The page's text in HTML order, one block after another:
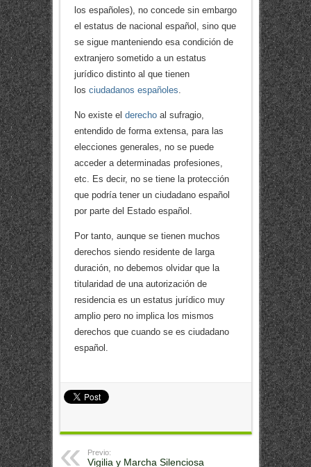
los españoles), no concede sin embargo
el estatus de nacional español, sino que
se sigue manteniendo esa condición de
extranjero sometido a un estatus
jurídico distinto al que tienen
los ciudadanos españoles.
No existe el derechoal sufragio,
entendido de forma extensa, para las
elecciones generales, no se puede
acceder a determinadas profesiones,
etc. Es decir, no se tiene la protección
que podría tener un ciudadano español
por parte del Estado español.
Por tanto, aunque se tienen muchos
derechos siendo residente de larga
duración, no debemos olvidar que la
titularidad de una autorización de
residencia es un estatus jurídico muy
amplio pero no implica los mismos
derechos que cuando se es ciudadano
español.
Previo:
Vigilia y Marcha Silenciosa